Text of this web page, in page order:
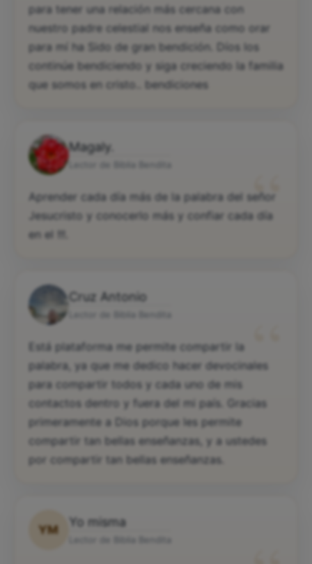
para tener una relación más cercana con
nuestro padre celestial nos enseña como orar
para mí ha Sido de gran bendición. Díos los
continúe bendiciendo y siga creciendo la familia
que somos en cristo.. bendiciones
Magaly.
“
Aprender cada día más de la palabra del señor
Jesucristo y conocerlo más y confiar cada día
en el !!!.
Cruz Antonio
“
Está plataforma me permite compartir la
palabra, ya que me dedico hacer devocinales
para compartir todos y cada uno de mis
contactos dentro y fuera del mi país. Gracias
primeramente a Dios porque les permite
compartir tan bellas enseñanzas, y a ustedes
por compartir tan bellas enseñanzas.
YM
Yo misma